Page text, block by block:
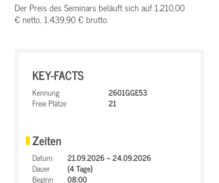
Der Preis des Seminars beläuft sich auf 1.210,00
€ netto, 1.439,90 € brutto.
KEY-FACTS
Kennung
2601GGE53
Freie Plätze
21
Zeiten
Datum
21.09.2026 – 24.09.2026
Dauer
(4 Tage)
Beginn
08:00